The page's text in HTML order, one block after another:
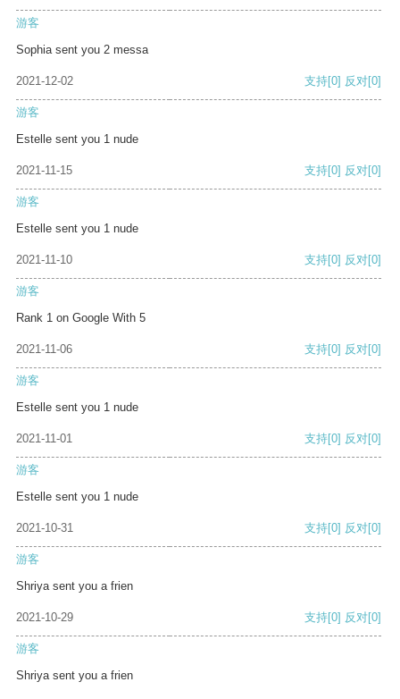
游客
Sophia sent you 2 messa
2021-12-02 支持[0] 反对[0]
游客
Estelle sent you 1 nude
2021-11-15 支持[0] 反对[0]
游客
Estelle sent you 1 nude
2021-11-10 支持[0] 反对[0]
游客
Rank 1 on Google With 5
2021-11-06 支持[0] 反对[0]
游客
Estelle sent you 1 nude
2021-11-01 支持[0] 反对[0]
游客
Estelle sent you 1 nude
2021-10-31 支持[0] 反对[0]
游客
Shriya sent you a frien
2021-10-29 支持[0] 反对[0]
游客
Shriya sent you a frien